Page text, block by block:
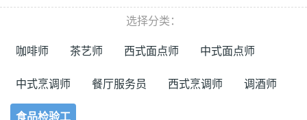
选择分类：
咖啡师
茶艺师 西式面点师 中式面点师
中式烹调师 餐厅服务员 西式烹调师 调酒师
食品检验工